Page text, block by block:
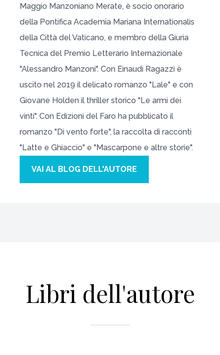
Maggio Manzoniano Merate, è socio onorario
della Pontifica Academia Mariana Internationalis
della Città del Vaticano, e membro della Giuria
Tecnica del Premio Letterario Internazionale
"Alessandro Manzoni". Con Einaudi Ragazzi è
uscito nel 2019 il delicato romanzo "Lale" e con
Giovane Holden il thriller storico "Le armi dei
vinti". Con Edizioni del Faro ha pubblicato il
romanzo "Di vento forte", la raccolta di racconti
"Latte e Ghiaccio" e "Mascarpone e altre storie".
VAI AL BLOG DELL'AUTORE
Libri dell'autore